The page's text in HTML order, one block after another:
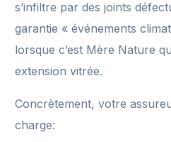
s’infiltre par des joints
garantie « événements
lorsque c’est Mère Nature
extension vitrée.
Concrètement, votre
charge: